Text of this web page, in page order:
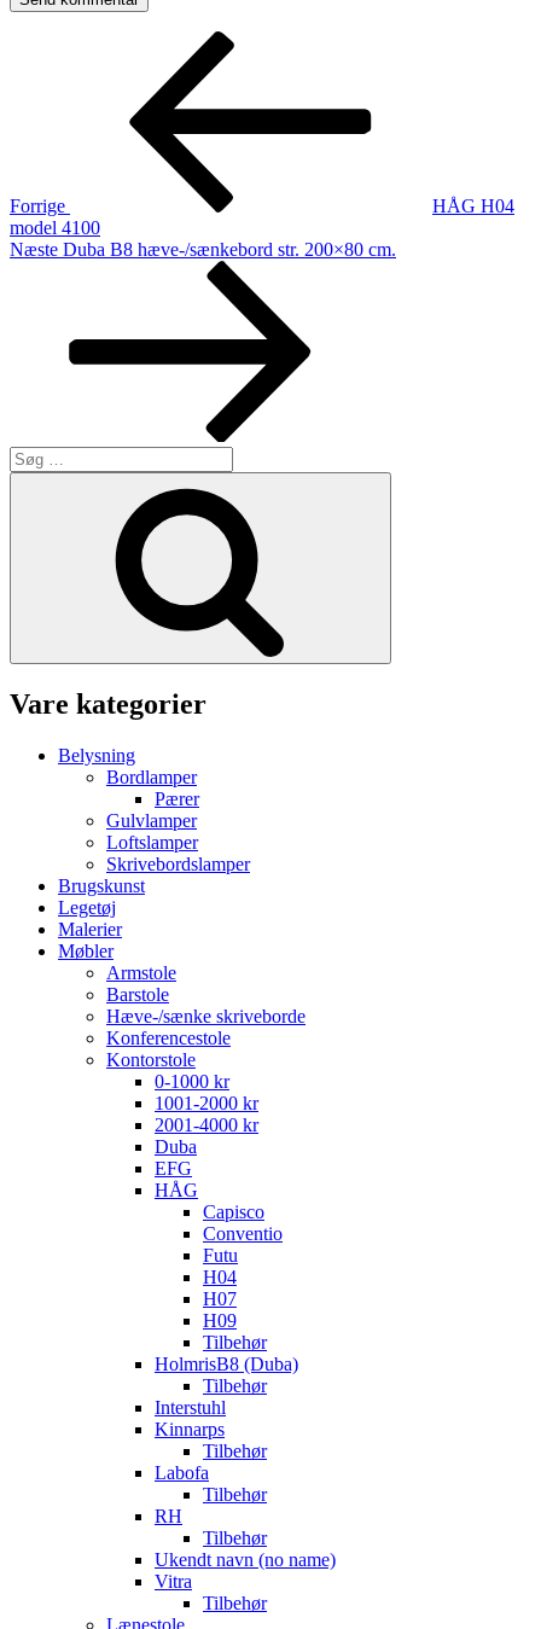
Indlægsnavigation
Forrige
HÅG H04
model 4100
Næste
Næste Duba B8 hæve-/sænkebord str. 200×80 cm.
Søg
efter:
Vare kategorier
Belysning
Bordlamper
Pærer
Gulvlamper
Loftslamper
Skrivebordslamper
Brugskunst
Legetøj
Malerier
Møbler
Armstole
Barstole
Hæve-/sænke skriveborde
Konferencestole
Kontorstole
0-1000 kr
1001-2000 kr
2001-4000 kr
Duba
EFG
HÅG
Capisco
Conventio
Futu
H04
H07
H09
Tilbehør
HolmrisB8 (Duba)
Tilbehør
Interstuhl
Kinnarps
Tilbehør
Labofa
Tilbehør
RH
Tilbehør
Ukendt navn (no name)
Vitra
Tilbehør
Lænestole